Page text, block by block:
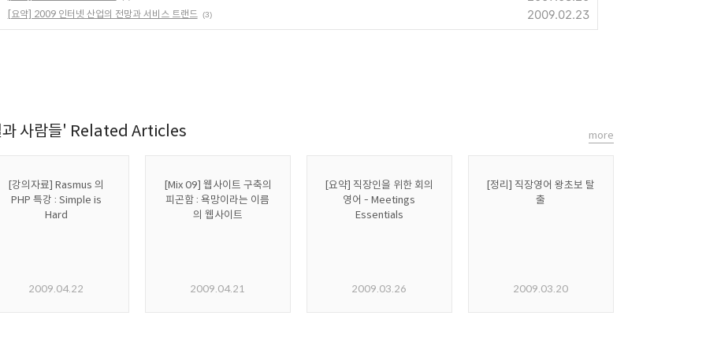
[요약] 2009 인터넷 산업의 전망과 서비스 트랜드 (3) 2009.02.23
사람들' Related Articles
[강의자료] Rasmus 의
PHP 특강 : Simple is
Hard
2009.04.22
[Mix 09] 웹사이트 구축의
피곤함 : 욕망이라는 이름
의 웹사이트
2009.04.21
[요약] 직장인을 위한 회의
영어 - Meetings
Essentials
2009.03.26
[정리] 직장영어 왕초보 탈
출
2009.03.20
more